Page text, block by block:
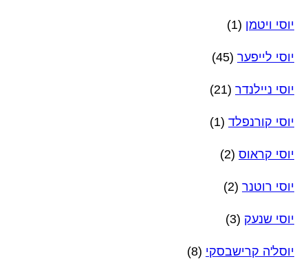
יוסי ויטמן (1)
יוסי לייפער (45)
יוסי ניילנדר (21)
יוסי קורנפלד (1)
יוסי קראוס (2)
יוסי רוטנר (2)
יוסי שנעק (3)
יוסל'ה קרישבסקי (8)